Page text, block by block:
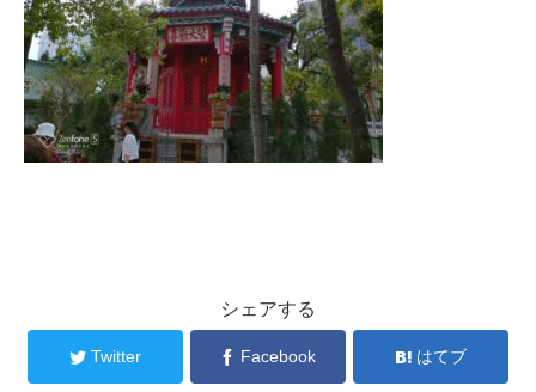
シェアする
Twitter Facebook はてブ